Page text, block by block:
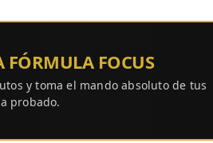
FÓRMULA FOCUS
y toma el mando absoluto de tus
probado.